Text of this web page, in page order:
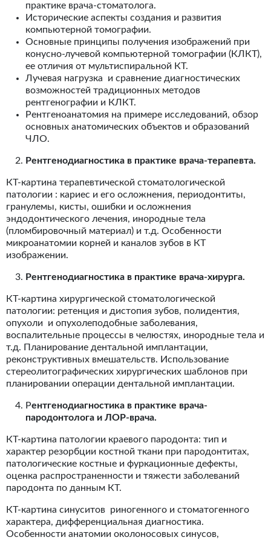
практике врача-стоматолога.
Исторические аспекты создания и развития
компьютерной томографии.
Основные принципы получения изображений при
конусно-лучевой компьютерной томографии (КЛКТ),
ее отличия от мультиспиральной КТ.
Лучевая нагрузка и сравнение диагностических
возможностей традиционных методов
рентгенографии и КЛКТ.
Рентгеноанатомия на примере исследований, обзор
основных анатомических объектов и образований
ЧЛО.
Рентгенодиагностика в практике врача-терапевта.
КТ-картина терапевтической стоматологической
патологии : кариес и его осложнения, периодонтиты,
гранулемы, кисты, ошибки и осложнения
эндодонтического лечения, инородные тела
(пломбировочный материал) и т.д. Особенности
микроанатомии корней и каналов зубов в КТ
изображении.
Рентгенодиагностика в практике врача-хирурга.
КТ-картина хирургической стоматологической
патологии: ретенция и дистопия зубов, полидентия,
опухоли и опухолеподобные заболевания,
воспалительные процессы в челюстях, инородные тела и
т.д. Планирование дентальной имплантации,
реконструктивных вмешательств. Использование
стереолитографических хирургических шаблонов при
планировании операции дентальной имплантации.
Рентгенодиагностика в практике врача-
пародонтолога и ЛОР-врача.
КТ-картина патологии краевого пародонта: тип и
характер резорбции костной ткани при пародонтитах,
патологические костные и фуркационные дефекты,
оценка распространенности и тяжести заболеваний
пародонта по данным КТ.
КТ-картина синуситов риногенного и стоматогенного
характера, дифференциальная диагностика.
Особенности анатомии околоносовых синусов,